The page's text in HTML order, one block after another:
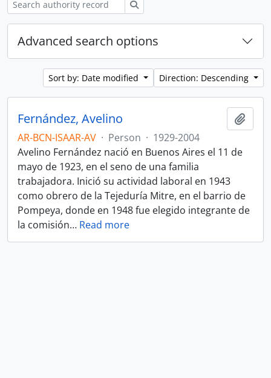
Advanced search options
Sort by: Date modified Direction: Descending
Fernández, Avelino
AR-BCN-ISAAR-AV · Person · 1929-2004
Avelino Fernández nació en Buenos Aires el 11 de
mayo de 1923, en el seno de una familia
trabajadora. Inició su actividad laboral en 1943
como obrero de la Tejeduría Mitre, en el barrio de
Pompeya, donde en 1948 fue elegido integrante de
la comisión… Read more